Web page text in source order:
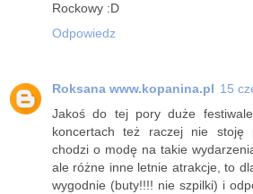
Rockowy :D
Odpowiedz
Roksana www.kopanina.pl 15
Jakoś do tej pory duże
koncertach też raczej nie stoję
chodzi o modę na takie
ale różne inne letnie atrakcje, to
wygodnie (buty!!!! nie szpilki) i